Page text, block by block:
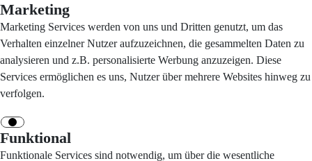
Marketing
Marketing Services werden von uns und Dritten genutzt, um das
Verhalten einzelner Nutzer aufzuzeichnen, die gesammelten Daten zu
analysieren und z.B. personalisierte Werbung anzuzeigen. Diese
Services ermöglichen es uns, Nutzer über mehrere Websites hinweg zu
verfolgen.
Funktional
Funktionale Services sind notwendig, um über die wesentliche